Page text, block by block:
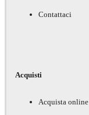
Contattaci
Acquisti
Acquista online